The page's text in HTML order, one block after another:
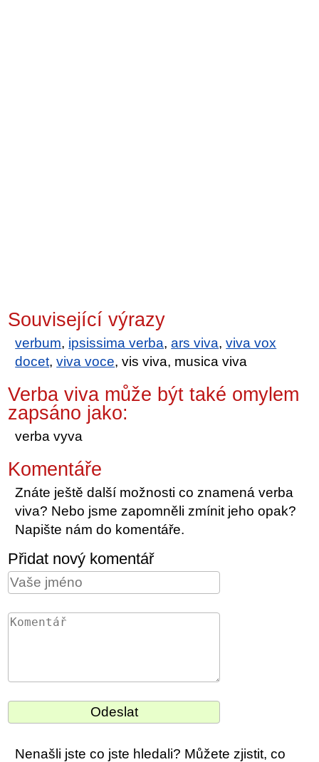
Související výrazy
verbum, ipsissima verba,ars viva,viva vox
docet,viva voce, vis viva, musica viva
Verba viva může být také omylem
zapsáno jako:
verba vyva
Komentáře
Znáte ještě další možnosti co znamená verba
viva? Nebo jsme zapomněli zmínit jeho opak?
Napište nám do komentáře.
Přidat nový komentář
Nenašli jste co jste hledali? Můžete zjistit, co